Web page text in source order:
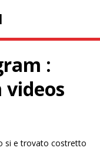
:
si e trovato costretto